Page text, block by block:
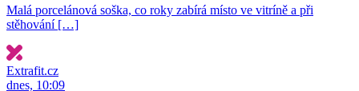
Malá porcelánová soška, co roky zabírá místo ve vitríně a při
stěhování […]
Extrafit.cz
dnes, 10:09